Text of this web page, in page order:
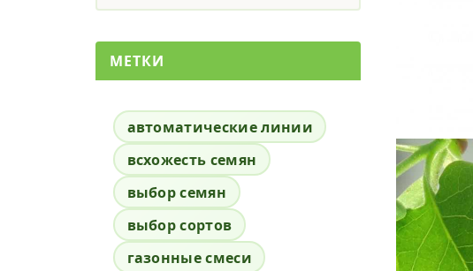
МЕТКИ
автоматические линии
всхожесть семян
выбор семян
выбор сортов
газонные смеси